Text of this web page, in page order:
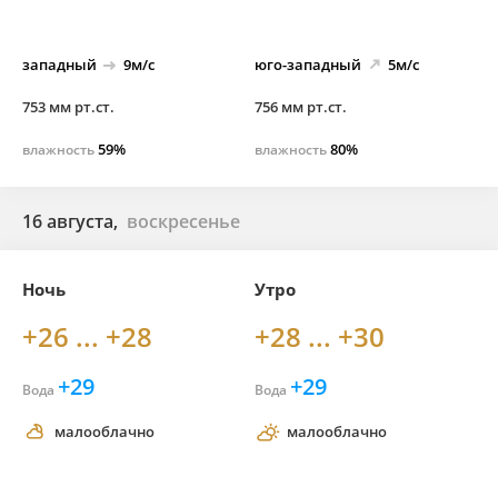
западный 9м/с
753 мм рт.ст.
влажность59%
юго-западный 5м/с
756 мм рт.ст.
влажность80%
16 августа, воскресенье
Ночь
+26 ... +28
Вода +29
малооблачно
Утро
+28 ... +30
Вода +29
малооблачно